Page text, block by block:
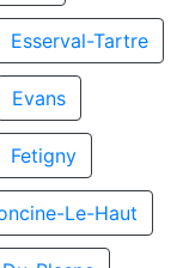
Esserval-Tartre
Evans
Fetigny
Le-Haut